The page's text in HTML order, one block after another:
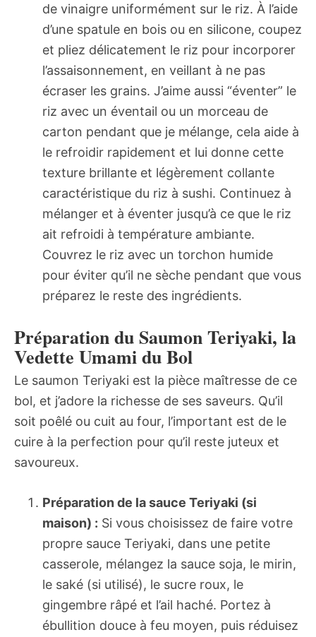
de vinaigre uniformément sur le riz. À l’aide
d’une spatule en bois ou en silicone, coupez
et pliez délicatement le riz pour incorporer
l’assaisonnement, en veillant à ne pas
écraser les grains. J’aime aussi “éventer” le
riz avec un éventail ou un morceau de
carton pendant que je mélange, cela aide à
le refroidir rapidement et lui donne cette
texture brillante et légèrement collante
caractéristique du riz à sushi. Continuez à
mélanger et à éventer jusqu’à ce que le riz
ait refroidi à température ambiante.
Couvrez le riz avec un torchon humide
pour éviter qu’il ne sèche pendant que vous
préparez le reste des ingrédients.
Préparation du Saumon Teriyaki, la
Vedette Umami du Bol
Le saumon Teriyaki est la pièce maîtresse de ce
bol, et j’adore la richesse de ses saveurs. Qu’il
soit poêlé ou cuit au four, l’important est de le
cuire à la perfection pour qu’il reste juteux et
savoureux.
Préparation de la sauce Teriyaki (si
maison) : Si vous choisissez de faire votre
propre sauce Teriyaki, dans une petite
casserole, mélangez la sauce soja, le mirin,
le saké (si utilisé), le sucre roux, le
gingembre râpé et l’ail haché. Portez à
ébullition douce à feu moyen, puis réduisez